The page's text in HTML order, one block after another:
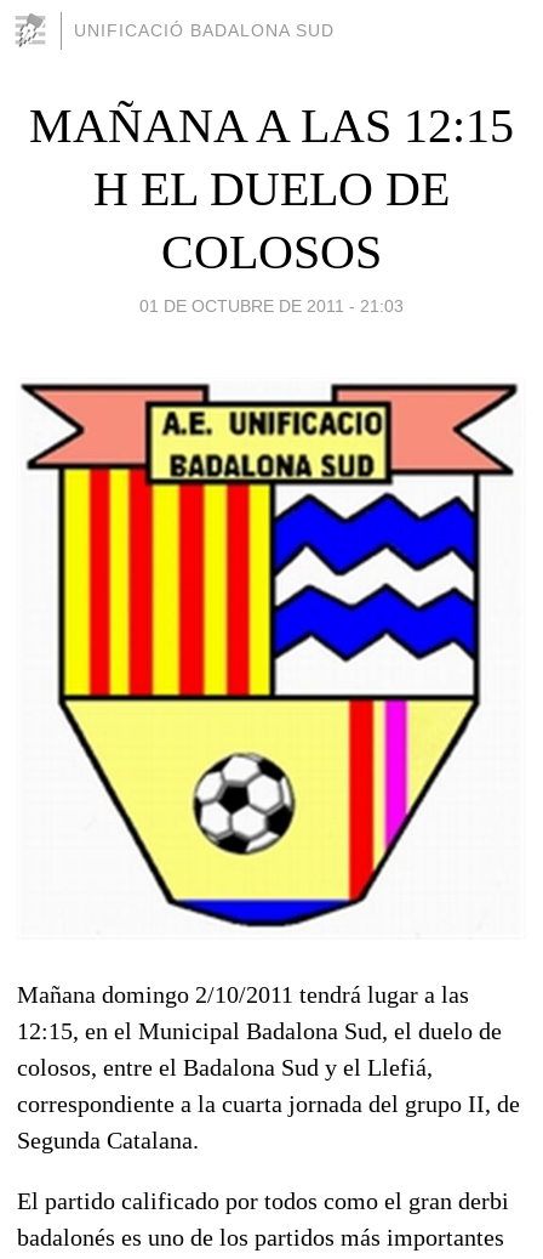
UNIFICACIÓ BADALONA SUD
MAÑANA A LAS 12:15
H EL DUELO DE
COLOSOS
01 DE OCTUBRE DE 2011 - 21:03
Mañana domingo 2/10/2011 tendrá lugar a las
12:15, en el Municipal Badalona Sud, el duelo de
colosos, entre el Badalona Sud y el Llefiá,
correspondiente a la cuarta jornada del grupo II, de
Segunda Catalana.
El partido calificado por todos como el gran derbi
badalonés es uno de los partidos más importantes